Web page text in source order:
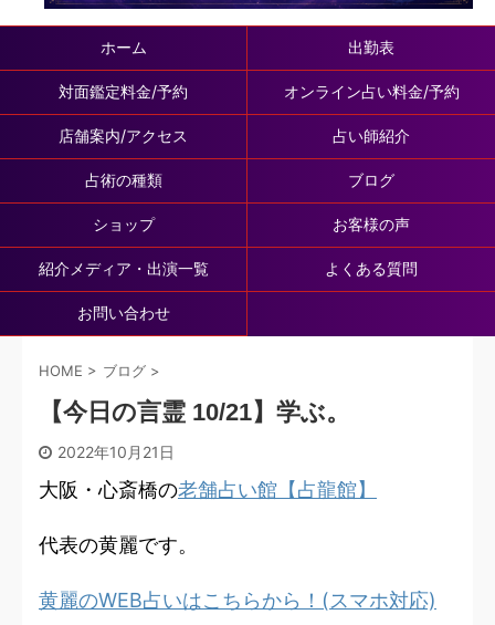
ホーム 出勤表
対面鑑定料金/予約 オンライン占い料金/予約
店舗案内/アクセス 占い師紹介
占術の種類 ブログ
ショップ お客様の声
紹介メディア・出演一覧 よくある質問
お問い合わせ
HOME > ブログ >
【今日の言霊 10/21】学ぶ。
2022年10月21日
大阪・心斎橋の老舗占い館【占龍館】
代表の黄麗です。
黄麗のWEB占いはこちらから！(スマホ対応)